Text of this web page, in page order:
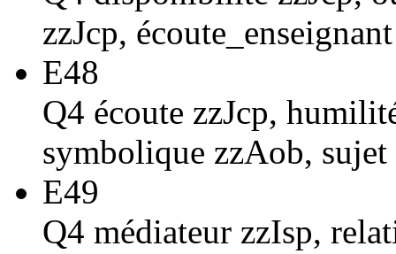
zzJcp,
E48
Q4 écoute zzJcp,
symbolique zzAob, sujet
E49
Q4 médiateur zzIsp,